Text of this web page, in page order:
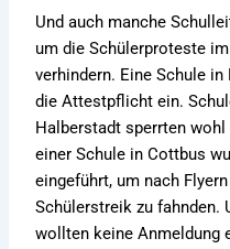
Und auch manche
um die Schülerproteste
verhindern. Eine Schule
die Attestpflicht ein.
Halberstadt sperrten
einer Schule in Cottbus
eingeführt, um nach
Schülerstreik zu fahnden.
wollten keine Anmeldung